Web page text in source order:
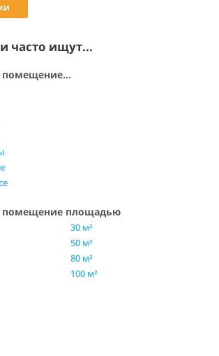
часто ищут...
помещение...
помещение площадью
30 м²
50 м²
80 м²
100 м²